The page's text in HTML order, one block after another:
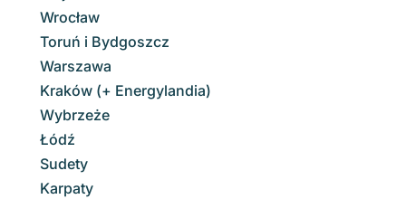
Wrocław
Toruń i Bydgoszcz
Warszawa
Kraków (+ Energylandia)
Wybrzeże
Łódź
Sudety
Karpaty